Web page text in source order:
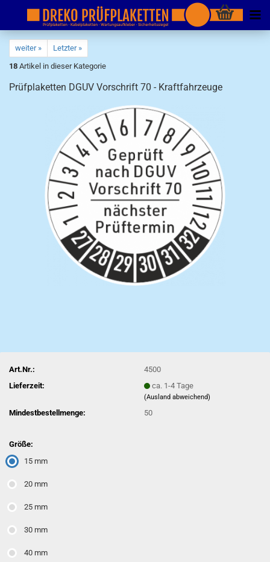
weiter »
Letzter »
18 Artikel in dieser Kategorie
Prüfplaketten DGUV Vorschrift 70 - Kraftfahrzeuge
Art.Nr.:
4500
Lieferzeit:
ca. 1-4 Tage
(Ausland abweichend)
Mindestbestellmenge: 50
Größe:
15 mm
20 mm
25 mm
30 mm
40 mm